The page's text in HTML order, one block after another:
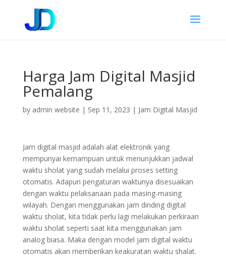
Harga Jam Digital Masjid
Pemalang
by admin website | Sep 11, 2023 | Jam Digital Masjid
Jam digital masjid adalah alat elektronik yang
mempunyai kemampuan untuk menunjukkan jadwal
waktu sholat yang sudah melalui proses setting
otomatis. Adapun pengaturan waktunya disesuaikan
dengan waktu pelaksanaan pada masing-masing
wilayah. Dengan menggunakan jam dinding digital
waktu sholat, kita tidak perlu lagi melakukan perkiraan
waktu sholat seperti saat kita menggunakan jam
analog biasa. Maka dengan model jam digital waktu
otomatis akan memberikan keakuratan waktu shalat.